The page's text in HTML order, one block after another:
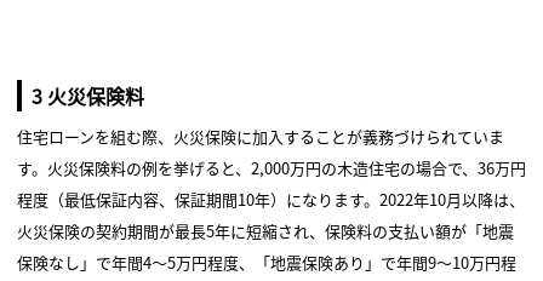
3 火災保険料
住宅ローンを組む際、火災保険に加入することが義務づけられていま
す。火災保険料の例を挙げると、2,000万円の木造住宅の場合で、36万円
程度（最低保証内容、保証期間10年）になります。2022年10月以降は、
火災保険の契約期間が最長5年に短縮され、保険料の支払い額が「地震
保険なし」で年間4〜5万円程度、「地震保険あり」で年間9〜10万円程